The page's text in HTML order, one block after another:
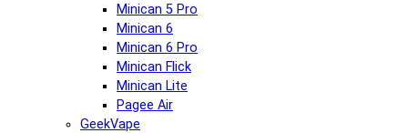
Minican 5 Pro
Minican 6
Minican 6 Pro
Minican Flick
Minican Lite
Pagee Air
GeekVape